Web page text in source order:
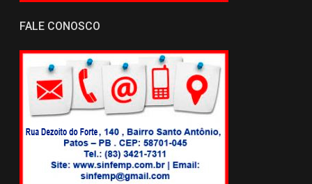
FALE CONOSCO